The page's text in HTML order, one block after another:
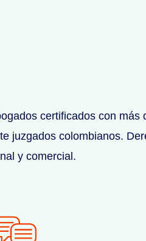
certificados con más
juzgados colombianos.
y comercial.